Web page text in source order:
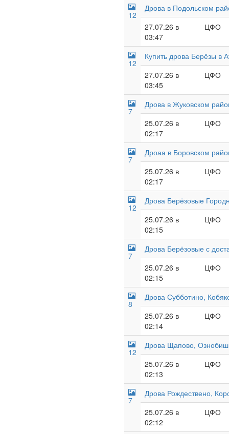
12
Дрова в Подольском
27.07.26 в
03:47
ЦФО
12
Купить дрова Берёзы в
27.07.26 в
03:45
ЦФО
7
Дрова в Жуковском
25.07.26 в
02:17
ЦФО
7
Дроаа в Боровском
25.07.26 в
02:17
ЦФО
12
Дрова Берёзовые
25.07.26 в
02:15
ЦФО
7
Дрова Берёзовые с
25.07.26 в
02:15
ЦФО
8
Дрова Субботино,
25.07.26 в
02:14
ЦФО
12
Дрова Щапово,
25.07.26 в
02:13
ЦФО
7
Дрова Рождествено,
25.07.26 в
02:12
ЦФО